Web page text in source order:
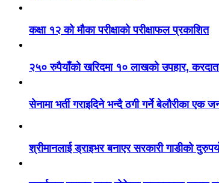
कक्षा १२ को मौका परीक्षाको परीक्षाफल प्रकाशित
२५० रुपैयाँको खरिदमा १० लाखको उपहार,
सेनामा भर्ती गराइदिने भन्दै ठगी गर्ने बेलौरीका एक
श्रीमानलाई ड्राइभर बनाएर सरकारी गाडीको